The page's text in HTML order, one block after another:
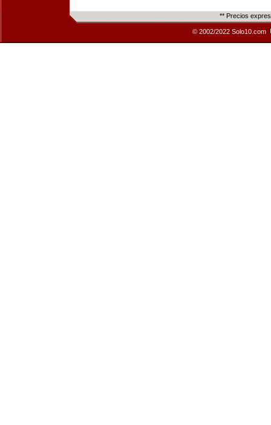
** Precios
© 2002/2022 Solo10.com